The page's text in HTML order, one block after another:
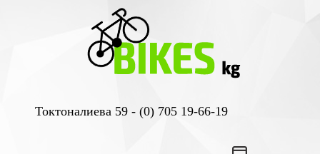
Токтоналиева 59 - (0) 705 19-66-19